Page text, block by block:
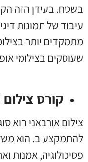
בשטח. בעידן הזה
עיבוד של תמונות
מתמקדים יותר
שעוסקים בצילומי
קורס
צילום אורבאני הוא
להתמקצע ב. הוא
פסיכולוגיה, אמנות